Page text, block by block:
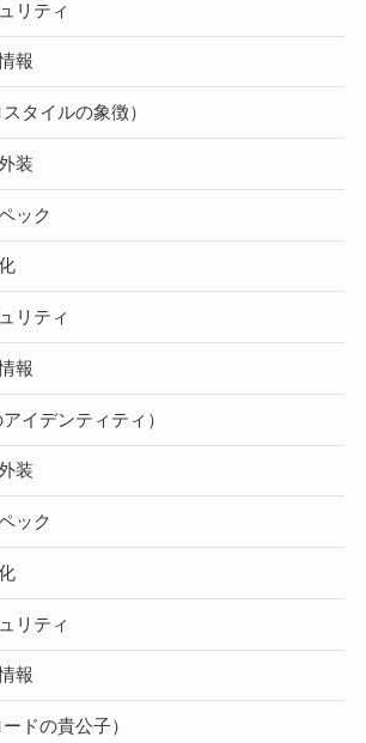
リティ
報
タイルの象徴）
装
ック
リティ
報
イデンティティ）
装
ック
リティ
報
ドの貴公子）